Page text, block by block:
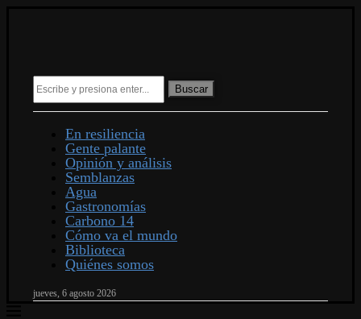
Buscar
En resiliencia
Gente palante
Opinión y análisis
Semblanzas
Agua
Gastronomías
Carbono 14
Cómo va el mundo
Biblioteca
Quiénes somos
jueves, 6 agosto 2026